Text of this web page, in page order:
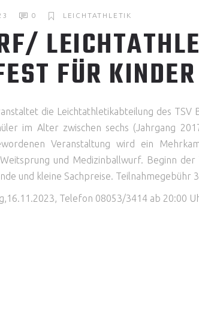
0 LEICHTATHLETIK
FÜR KINDER
die Leichtathletikabteilung des TSV
im Alter zwischen sechs (Jahrgang
Veranstaltung wird ein
und Medizinballwurf. Beginn der
und kleine Sachpreise. Teilnahmegebühr
Telefon 08053/3414 ab 20:00